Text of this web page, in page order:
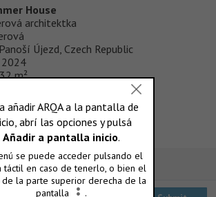
House
architektka
Újezd, Czech Republic
2024
m²
Šrettr Úlehla